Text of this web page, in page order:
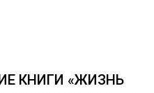
КНИГИ «ЖИЗНЬ